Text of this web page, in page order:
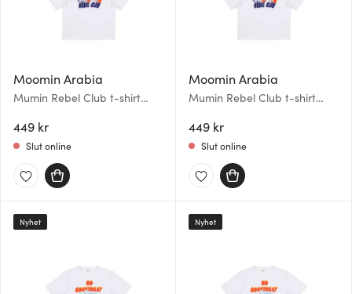
Moomin Arabia
Mumin Rebel Club t-shirt
449 kr
Slut online
Moomin Arabia
Mumin Rebel Club t-shirt
449 kr
Slut online
Nyhet Nyhet